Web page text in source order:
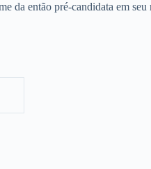
então pré-candidata em